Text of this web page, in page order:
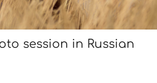
session in Russian